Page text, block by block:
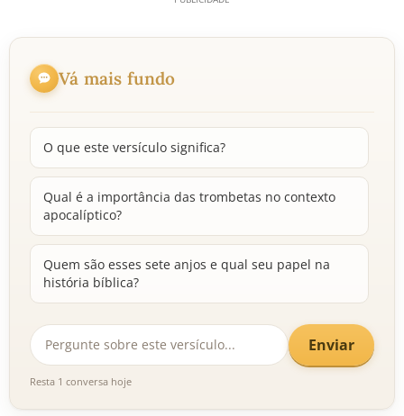
Vá mais fundo
O que este versículo significa?
Qual é a importância das trombetas no contexto
apocalíptico?
Quem são esses sete anjos e qual seu papel na
história bíblica?
Enviar
Resta 1 conversa hoje